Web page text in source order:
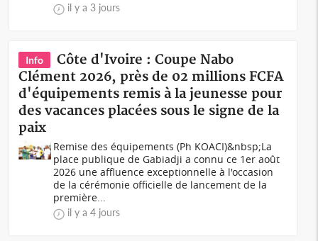
il y a 3 jours
Info
Côte d'Ivoire : Coupe Nabo
Clément 2026, près de 02 millions FCFA
d'équipements remis à la jeunesse pour
des vacances placées sous le signe de la
paix
Remise des équipements (Ph KOACI)&nbsp;La
place publique de Gabiadji a connu ce 1er août
2026 une affluence exceptionnelle à l'occasion
de la cérémonie officielle de lancement de la
première...
il y a 4 jours